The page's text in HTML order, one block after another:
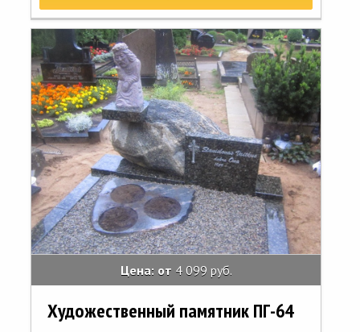
Цена: от 4 099 руб.
Художественный памятник ПГ-64